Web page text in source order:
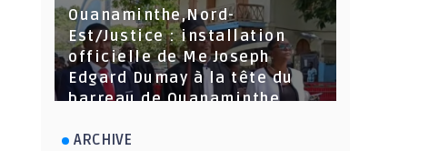
dirigeants
Ouanaminthe,Nord-
Est/Justice : installation
officielle de Me Joseph
Edgard Dumay à la tête du
barreau de Ouanaminthe.
ARCHIVE